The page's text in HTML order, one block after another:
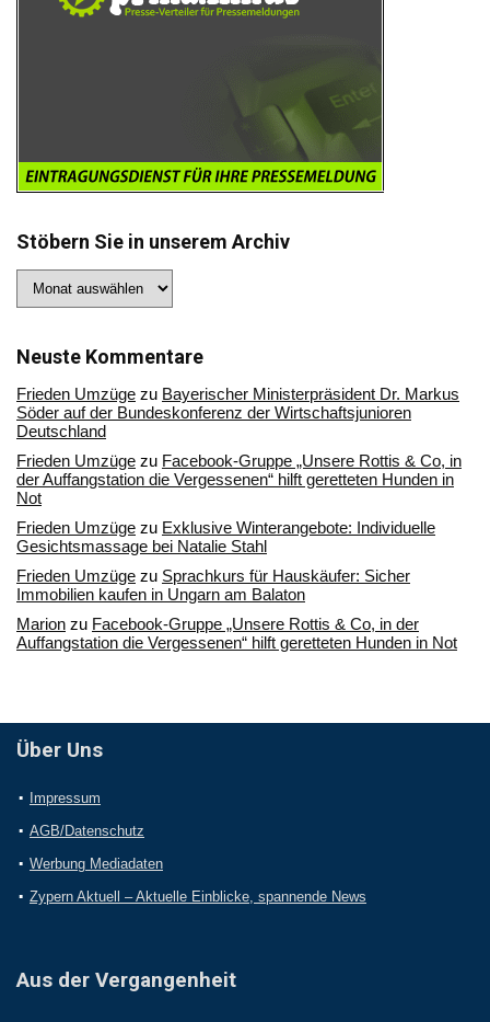
Stöbern Sie in unserem Archiv
Sie
Archiv
Neuste Kommentare
Frieden Umzüge zu Bayerischer Ministerpräsident Dr. Markus
Söder auf der Bundeskonferenz der Wirtschaftsjunioren
Deutschland
Frieden Umzüge zu Facebook-Gruppe „Unsere Rottis & Co, in
der Auffangstation die Vergessenen“ hilft geretteten Hunden in
Not
Frieden Umzüge zu Exklusive Winterangebote: Individuelle
Gesichtsmassage bei Natalie Stahl
Frieden Umzüge zu Sprachkurs für Hauskäufer: Sicher
Immobilien kaufen in Ungarn am Balaton
Marion zu Facebook-Gruppe „Unsere Rottis & Co, in der
Auffangstation die Vergessenen“ hilft geretteten Hunden in Not
Über Uns
Impressum
AGB/Datenschutz
Werbung Mediadaten
Zypern Aktuell – Aktuelle Einblicke, spannende News
Aus der Vergangenheit